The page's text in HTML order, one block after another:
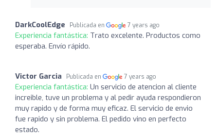
DarkCoolEdge Publicada en 7 years ago
Experiencia fantástica: Trato excelente. Productos como
esperaba. Envío rápido.
Victor Garcia Publicada en 7 years ago
Experiencia fantástica: Un servicio de atencion al cliente
increible, tuve un problema y al pedir ayuda respondieron
muy rapido y de forma muy eficaz. El servicio de envio
fue rapido y sin problema. El pedido vino en perfecto
estado.